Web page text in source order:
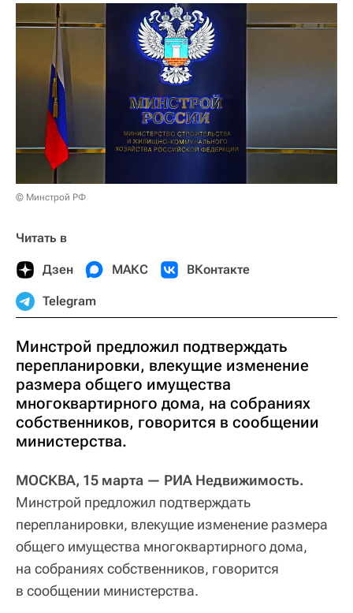
© Минстрой РФ
Читать в
Дзен МАКС ВКонтакте
Telegram
Минстрой предложил подтверждать
перепланировки, влекущие изменение
размера общего имущества
многоквартирного дома, на собраниях
собственников, говорится в сообщении
министерства.
МОСКВА, 15 марта — РИА Недвижимость.
Минстрой предложил подтверждать
перепланировки, влекущие изменение размера
общего имущества многоквартирного дома,
на собраниях собственников, говорится
в сообщении министерства.